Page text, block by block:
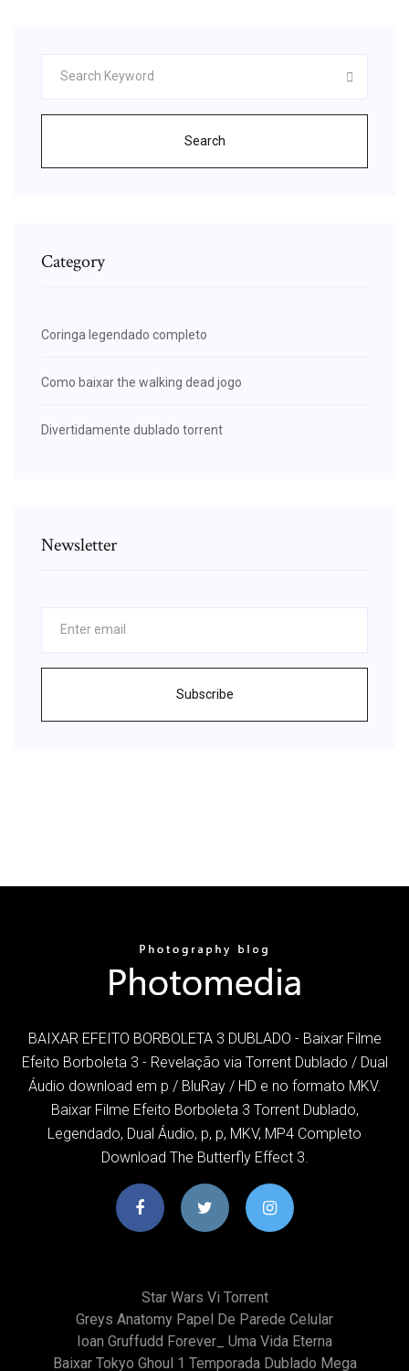
Search
Category
Coringa legendado completo
Como baixar the walking dead jogo
Divertidamente dublado torrent
Newsletter
Subscribe
BAIXAR EFEITO BORBOLETA 3 DUBLADO - Baixar Filme
Efeito Borboleta 3 - Revelação via Torrent Dublado / Dual
Áudio download em p / BluRay / HD e no formato MKV.
Baixar Filme Efeito Borboleta 3 Torrent Dublado,
Legendado, Dual Áudio, p, p, MKV, MP4 Completo
Download The Butterfly Effect 3.
Star Wars Vi Torrent
Greys Anatomy Papel De Parede Celular
Ioan Gruffudd Forever_ Uma Vida Eterna
Baixar Tokyo Ghoul 1 Temporada Dublado Mega